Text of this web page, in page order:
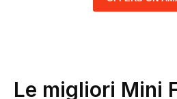
Le migliori Mini